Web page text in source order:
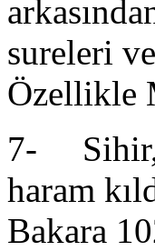
sureleri
Özellikle
7- Sihir,
haram
Bakara